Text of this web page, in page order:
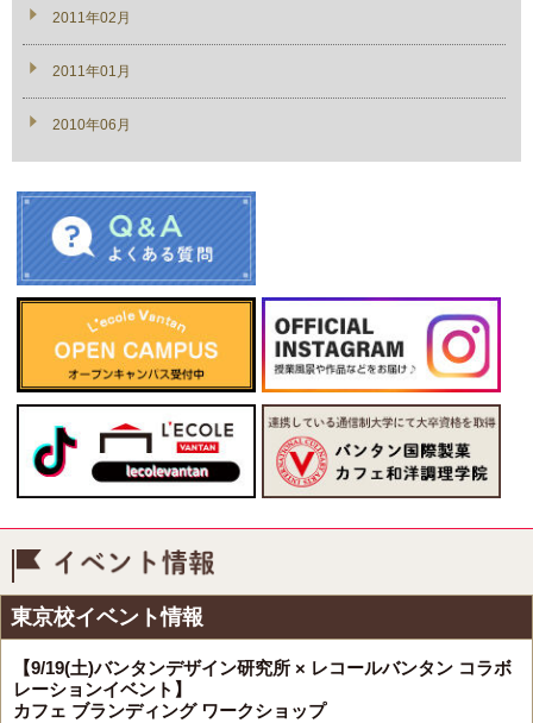
2011年02月
2011年01月
2010年06月
東京校イベント情報
【9/19(土)バンタンデザイン研究所 × レコールバンタン コラボ
レーションイベント】
カフェ ブランディング ワークショップ